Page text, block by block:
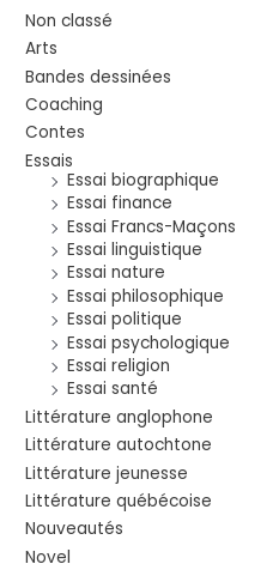
Non classé
Arts
Bandes dessinées
Coaching
Contes
Essais
Essai biographique
Essai finance
Essai Francs-Maçons
Essai linguistique
Essai nature
Essai philosophique
Essai politique
Essai psychologique
Essai religion
Essai santé
Littérature anglophone
Littérature autochtone
Littérature jeunesse
Littérature québécoise
Nouveautés
Novel